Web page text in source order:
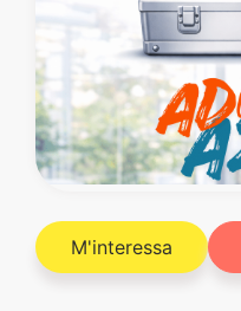
M'interessa